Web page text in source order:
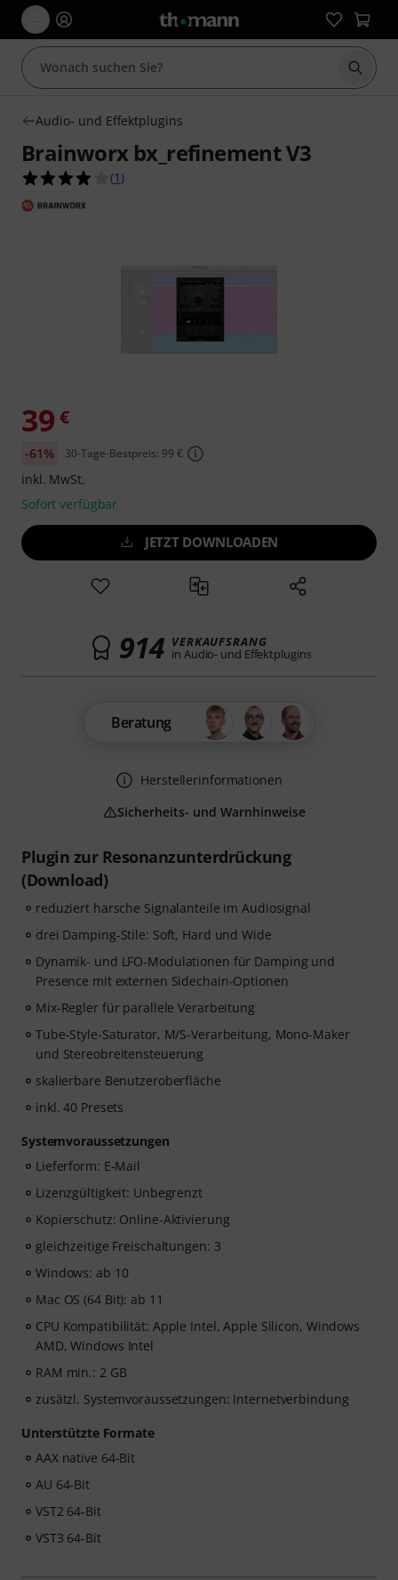
Suche
Audio- und Effektplugins
Brainworx bx_refinement V3
4.0 von 5 Sternen aus 1 Kundenbewertungen
(1 )
Plugin zur Resonanzunterdrückung
(Download)
reduziert harsche Signalanteile im Audiosignal
drei Damping-Stile: Soft, Hard und Wide
Dynamik- und LFO-Modulationen für Damping und
Presence mit externen Sidechain-Optionen
Mix-Regler für parallele Verarbeitung
Tube-Style-Saturator, M/S-Verarbeitung, Mono-Maker
und Stereobreitensteuerung
skalierbare Benutzeroberfläche
inkl. 40 Presets
Systemvoraussetzungen
Lieferform: E-Mail
Lizenzgültigkeit: Unbegrenzt
Kopierschutz: Online-Aktivierung
gleichzeitige Freischaltungen: 3
Windows: ab 10
Mac OS (64 Bit): ab 11
CPU Kompatibilität: Apple Intel, Apple Silicon, Windows
AMD, Windows Intel
RAM min.: 2 GB
zusätzl. Systemvoraussetzungen: Internetverbindung
Unterstützte Formate
AAX native 64-Bit
AU 64-Bit
VST2 64-Bit
VST3 64-Bit
39 €
-61% 30-Tage-Bestpreis: 99 €
inkl. MwSt.
Sofort verfügbar
JETZT DOWNLOADEN
914 VERKAUFSRANG
in Audio- und Effektplugins
Beratung
Herstellerinformationen
Sicherheits- und Warnhinweise